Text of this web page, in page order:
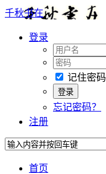
千秋书在
登录
记住密码
忘记密码？
注册
首页